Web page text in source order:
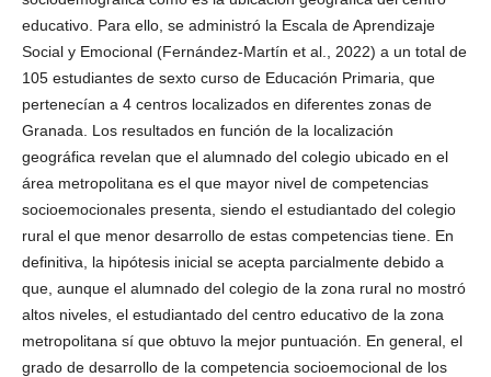
educativo. Para ello, se administró la Escala de Aprendizaje
Social y Emocional (Fernández-Martín et al., 2022) a un total de
105 estudiantes de sexto curso de Educación Primaria, que
pertenecían a 4 centros localizados en diferentes zonas de
Granada. Los resultados en función de la localización
geográfica revelan que el alumnado del colegio ubicado en el
área metropolitana es el que mayor nivel de competencias
socioemocionales presenta, siendo el estudiantado del colegio
rural el que menor desarrollo de estas competencias tiene. En
definitiva, la hipótesis inicial se acepta parcialmente debido a
que, aunque el alumnado del colegio de la zona rural no mostró
altos niveles, el estudiantado del centro educativo de la zona
metropolitana sí que obtuvo la mejor puntuación. En general, el
grado de desarrollo de la competencia socioemocional de los